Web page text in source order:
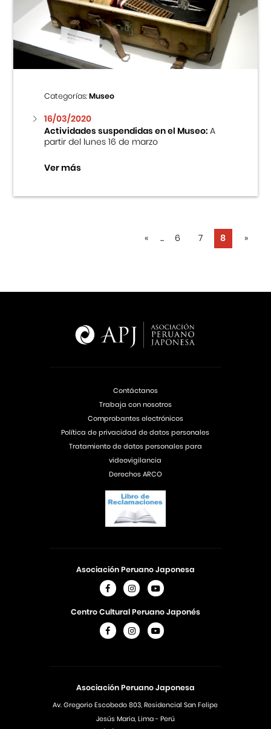
Categorías:Museo
16/03/2020
Actividades suspendidas en el Museo:A
partir del lunes 16 de marzo
Ver más
« ... 6 7 8 »
Asociación Peruano Japonesa
Av. Gregorio Escobedo 803, Residencial San Felipe
Jesús Maria, Lima - Perú
Asociación Peruano Japonesa
Centro Cultural Peruano Japonés
Contáctanos
Trabaja con nosotros
Comprobantes electrónicos
Política de privacidad de datos personales
Tratamiento de datos personales para
videovigilancia
Derechos ARCO